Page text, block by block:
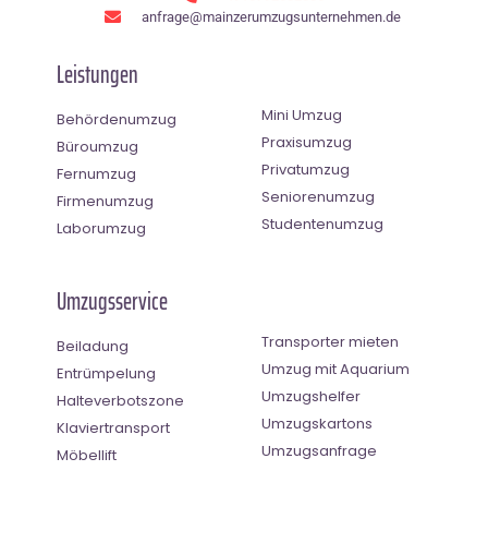
anfrage@mainzerumzugsunternehmen.de
Leistungen
Behördenumzug
Büroumzug
Fernumzug
Firmenumzug
Laborumzug
Mini Umzug
Praxisumzug
Privatumzug
Seniorenumzug
Studentenumzug
Umzugsservice
Beiladung
Entrümpelung
Halteverbotszone
Klaviertransport
Möbellift
Transporter mieten
Umzug mit Aquarium
Umzugshelfer
Umzugskartons
Umzugsanfrage